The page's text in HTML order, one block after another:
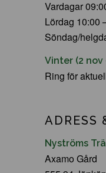
Vardagar
Lördag 10:00
Söndag/
Vinter (2 nov
Ring för
ADRESS
Nyströms
Axamo Gård